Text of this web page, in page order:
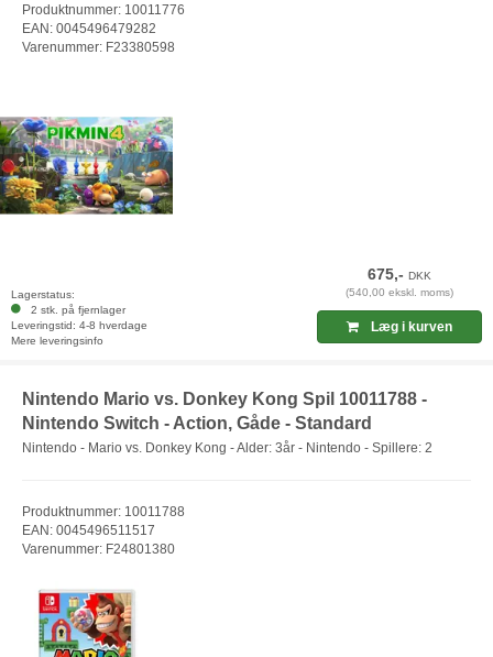
Produktnummer: 10011776
EAN: 0045496479282
Varenummer: F23380598
Lagerstatus:
2 stk. på fjernlager
Leveringstid: 4-8 hverdage
Mere leveringsinfo
675,-DKK
(540,00 ekskl. moms)
Læg i kurven
Nintendo Mario vs. Donkey Kong Spil 10011788 -
Nintendo Switch - Action, Gåde - Standard
Nintendo - Mario vs. Donkey Kong - Alder: 3år - Nintendo - Spillere: 2
Produktnummer: 10011788
EAN: 0045496511517
Varenummer: F24801380